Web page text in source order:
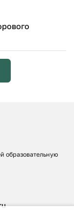
образовательную